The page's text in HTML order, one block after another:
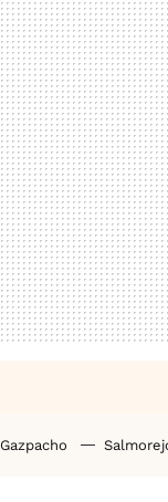
Gazpacho